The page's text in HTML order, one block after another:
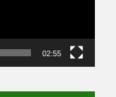
02:55